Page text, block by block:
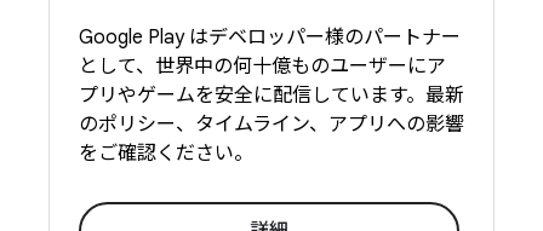
Google Play はデベロッパー様のパートナー
として、世界中の何十億ものユーザーにア
プリやゲームを安全に配信しています。最新
のポリシー、タイムライン、アプリへの影響
をご確認ください。